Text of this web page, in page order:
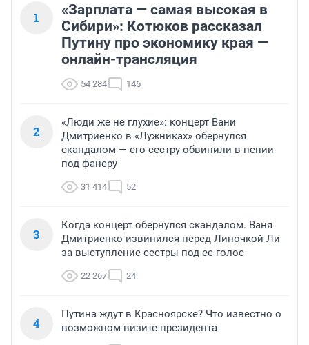
1
«Зарплата — самая высокая в
Сибири»: Котюков рассказал
Путину про экономику края —
онлайн-трансляция
54 284 146
2
«Люди же не глухие»: концерт Вани
Дмитриенко в «Лужниках» обернулся
скандалом — его сестру обвинили в пении
под фанеру
31 414 52
3
Когда концерт обернулся скандалом. Ваня
Дмитриенко извинился перед Линочкой Ли
за выступление сестры под ее голос
22 267 24
4
Путина ждут в Красноярске? Что известно о
возможном визите президента